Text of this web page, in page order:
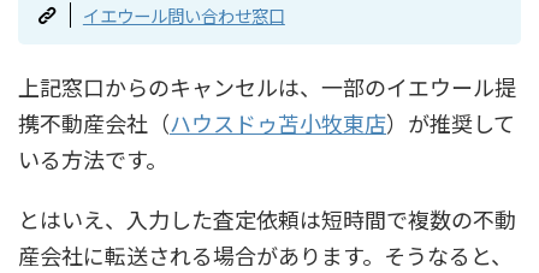
イエウール問い合わせ窓口
上記窓口からのキャンセルは、一部のイエウール提
携不動産会社（ハウスドゥ苫小牧東店）が推奨して
いる方法です。
とはいえ、入力した査定依頼は短時間で複数の不動
産会社に転送される場合があります。そうなると、